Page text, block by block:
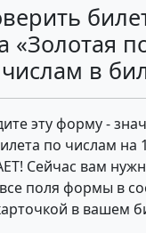
«Золотая
в
эту форму -
по числам на
Сейчас вам
поля формы в
в вашем